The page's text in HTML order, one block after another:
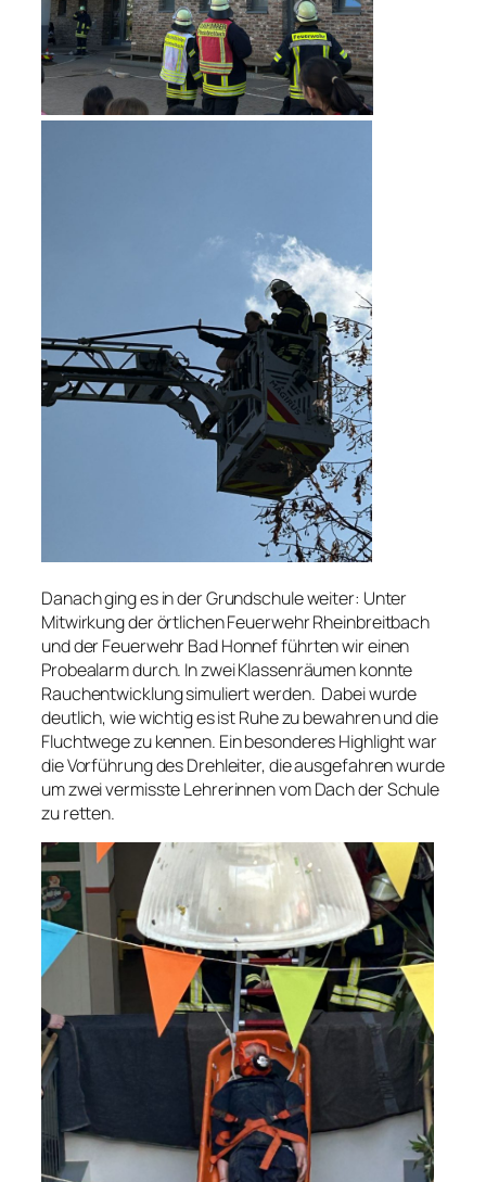
Danach ging es in der Grundschule weiter: Unter
Mitwirkung der örtlichen Feuerwehr Rheinbreitbach
und der Feuerwehr Bad Honnef führten wir einen
Probealarm durch. In zwei Klassenräumen konnte
Rauchentwicklung simuliert werden. Dabei wurde
deutlich, wie wichtig es ist Ruhe zu bewahren und die
Fluchtwege zu kennen. Ein besonderes Highlight war
die Vorführung des Drehleiter, die ausgefahren wurde
um zwei vermisste Lehrerinnen vom Dach der Schule
zu retten.